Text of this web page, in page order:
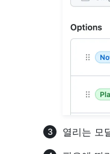
열리는 모